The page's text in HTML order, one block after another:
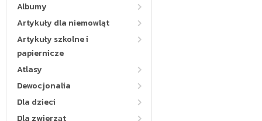
Albumy
Artykuły dla niemowląt
Artykuły szkolne i
papiernicze
Atlasy
Dewocjonalia
Dla dzieci
Dla zwierząt